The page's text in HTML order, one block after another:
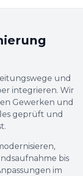
und
integrieren. Wir
Gewerken und
geprüft und
bis
im